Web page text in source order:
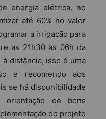
energia elétrica, no
até 60% no valor
a irrigação para
as 21h30 às 06h da
distância, isso é uma
e recomendo aos
se há disponibilidade
de bons
do projeto